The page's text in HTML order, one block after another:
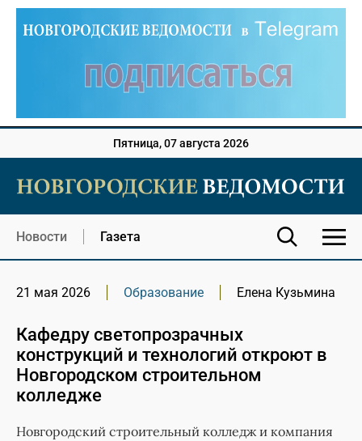
Пятница, 07 августа 2026
Новости Газета
21 мая 2026 Образование Елена Кузьмина
Кафедру светопрозрачных
конструкций и технологий откроют в
Новгородском строительном
колледже
Новгородский строительный колледж и компания